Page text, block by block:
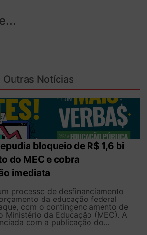
Outras Notícias
bloqueio de R$ 1,6 bi
do MEC e cobra
imediata
processo de desfinanciamento
da educação federal
com o contingenciamento de
Ministério da Educação (MEC). A
com a publicação do...